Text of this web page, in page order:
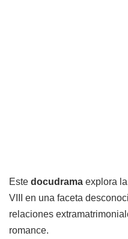
Este docudrama explora
VIII en una faceta
relaciones
romance.